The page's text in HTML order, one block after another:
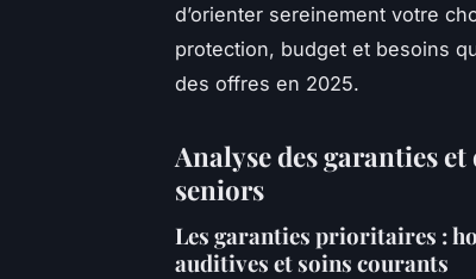
d’orienter sereinement votre
protection, budget et besoins
des offres en 2025.
Analyse des garanties
seniors
Les garanties prioritaires :
auditives et soins courants